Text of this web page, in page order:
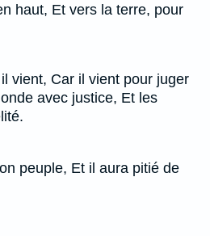
haut, Et vers la terre, pour
vient, Car il vient pour juger
avec justice, Et les
peuple, Et il aura pitié de